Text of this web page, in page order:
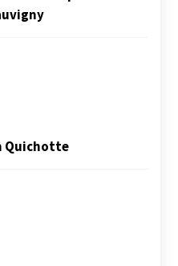
Quichotte